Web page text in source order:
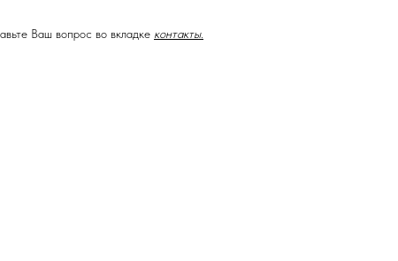
Ваш вопрос во вкладке контакты.